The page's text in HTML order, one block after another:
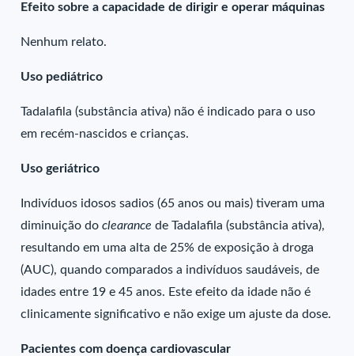
Efeito sobre a capacidade de dirigir e operar máquinas
Nenhum relato.
Uso pediátrico
Tadalafila (substância ativa) não é indicado para o uso
em recém-nascidos e crianças.
Uso geriátrico
Indivíduos idosos sadios (65 anos ou mais) tiveram uma
diminuição doclearancede Tadalafila (substância ativa),
resultando em uma alta de 25% de exposição à droga
(AUC), quando comparados a indivíduos saudáveis, de
idades entre 19 e 45 anos. Este efeito da idade não é
clinicamente significativo e não exige um ajuste da dose.
Pacientes com doença cardiovascular